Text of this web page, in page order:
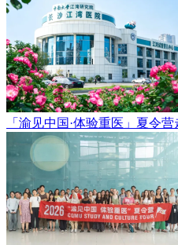
「渝见中国·体验重医」夏令